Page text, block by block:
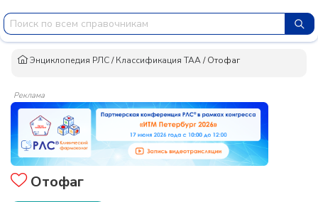
Энциклопедия РЛС/Классификация ТАА/Отофаг
Реклама
Отофаг